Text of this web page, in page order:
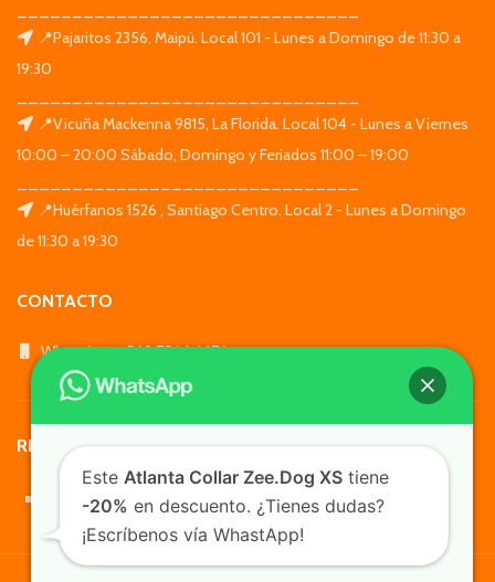
📍Pajaritos 2356, Maipú. Local 101 - Lunes a Domingo de 11:30 a
19:30
📍Vicuña Mackenna 9815, La Florida. Local 104 - Lunes a Viernes
10:00 – 20:00 Sábado, Domingo y Feriados 11:00 – 19:00
📍Huérfanos 1526 , Santiago Centro. Local 2 - Lunes a Domingo
de 11:30 a 19:30
CONTACTO
WhatsApp: +569 7564 4676
REDES SOCIALES
TusMascotas.cl
Este Atlanta Collar Zee.Dog XS tiene
-20% en descuento. ¿Tienes dudas?
¡Escríbenos vía WhastApp!